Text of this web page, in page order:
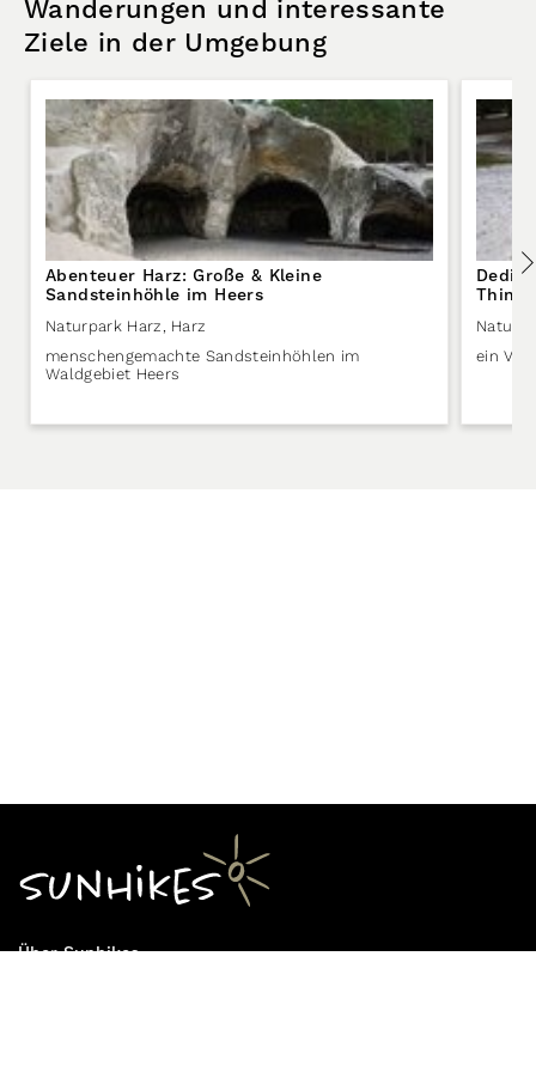
Wanderungen und interessante
Ziele in der Umgebung
Abenteuer Harz: Große & Kleine
Sandsteinhöhle im Heers
Naturpark Harz , Harz
menschengemachte Sandsteinhöhlen im
Waldgebiet Heers
ein
Über Sunhikes